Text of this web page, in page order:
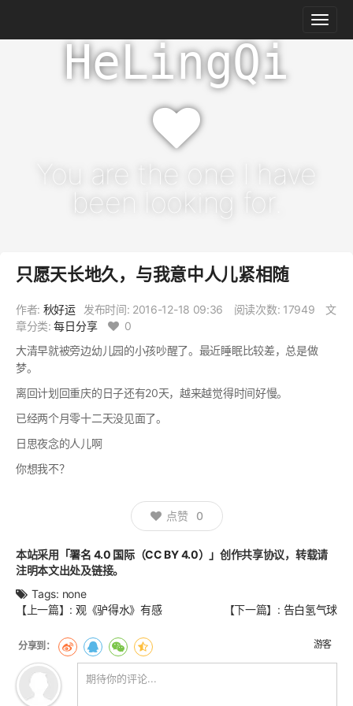
HeLingQi
You are the one I have
been looking for.
只愿天长地久，与我意中人儿紧相随
作者: 秋好运 发布时间: 2016-12-18 09:36 阅读次数: 17949
文
章分类:每日分享
0
大清早就被旁边幼儿园的小孩吵醒了。最近睡眠比较差，总是做
梦。
离回计划回重庆的日子还有20天，越来越觉得时间好慢。
已经两个月零十二天没见面了。
日思夜念的人儿啊
你想我不？
点赞 0
本站采用 「署名 4.0 国际（CC BY 4.0）」创作共享协议，转载请
注明本文出处及链接。
Tags: none
文
翻
页
【上一篇】: 观《驴得水》有感 【下一篇】: 告白氢气球
游客